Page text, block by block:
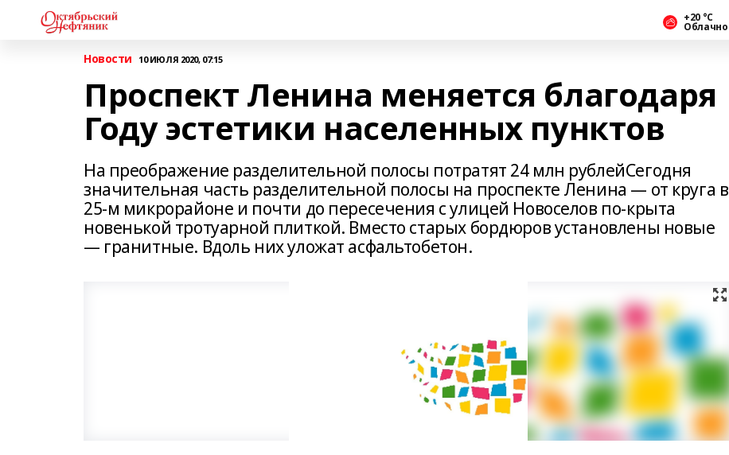
+20 °С
Облачно
Новости 10 ИЮЛЯ 2020, 07:15
Проспект Ленина меняется благодаря
Году эстетики населенных пунктов
На преображение разделительной полосы потратят 24 млн рублейСегодня
значительная часть разделительной полосы на проспекте Ленина — от круга в
25‑м микрорайоне и почти до пересечения с улицей Новоселов по-крыта
новенькой тротуарной плиткой. Вместо старых бордюров установлены новые
— гранитные. Вдоль них уложат асфальтобетон.